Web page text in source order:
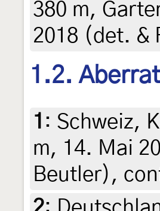
380 m,
2018 (det. &
1.2.
1 : Schweiz,
m, 14. Mai
Beutler),